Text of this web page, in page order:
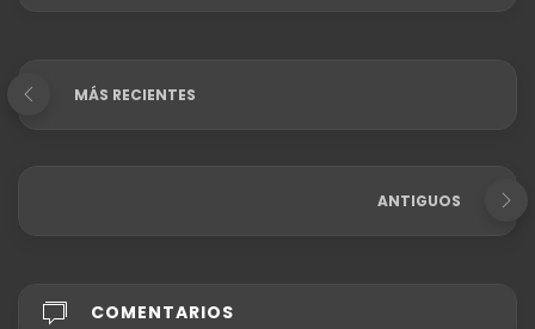
MÁS RECIENTES
ANTIGUOS
COMENTARIOS